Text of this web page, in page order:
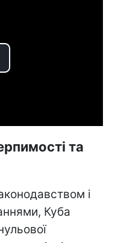
та
і
Куба